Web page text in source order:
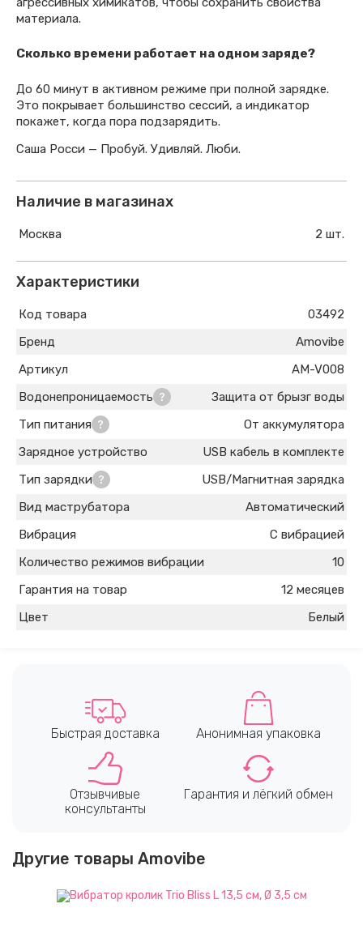
материала.
Сколько времени работает на одном заряде?
До 60 минут в активном режиме при полной зарядке.
Это покрывает большинство сессий, а индикатор
покажет, когда пора подзарядить.
Саша Росси — Пробуй. Удивляй. Люби.
Наличие в магазинах
Москва 2 шт.
Характеристики
Код товара
03492
Бренд
Amovibe
Артикул
AM-V008
Водонепроницаемость
Защита от брызг воды
Тип питания
От аккумулятора
Зарядное устройство
USB кабель в комплекте
Тип зарядки
USB/Магнитная зарядка
Вид маструбатора
Автоматический
Вибрация
С вибрацией
Количество режимов вибрации
10
Гарантия на товар
12 месяцев
Цвет
Белый
Быстрая доставка Анонимная упаковка
Отзывчивые
консультанты
Гарантия и лёгкий обмен
Другие товары Amovibe